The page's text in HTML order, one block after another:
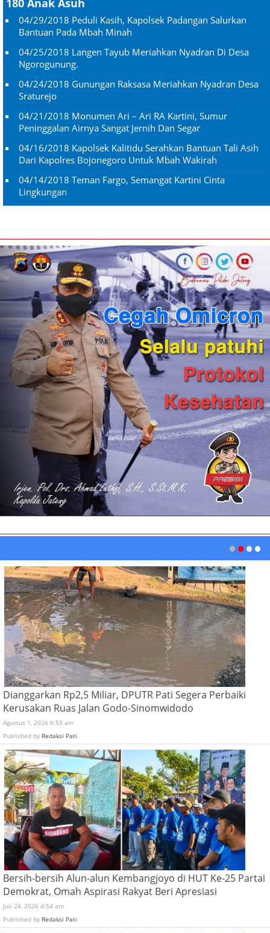
180 Anak Asuh
04/29/2018 Peduli Kasih, Kapolsek Padangan Salurkan
Bantuan Pada Mbah Minah
04/25/2018 Langen Tayub Meriahkan Nyadran Di Desa
Ngorogunung.
04/24/2018 Gunungan Raksasa Meriahkan Nyadran Desa
Sraturejo
04/21/2018 Monumen Ari – Ari RA Kartini, Sumur
Peninggalan Airnya Sangat Jernih Dan Segar
04/16/2018 Kapolsek Kalitidu Serahkan Bantuan Tali Asih
Dari Kapolres Bojonegoro Untuk Mbah Wakirah
04/14/2018 Teman Fargo, Semangat Kartini Cinta
Lingkungan
Dianggarkan Rp2,5 Miliar, DPUTR Pati Segera Perbaiki
Kerusakan Ruas Jalan Godo-Sinomwidodo
Agustus 1, 2026 6:53 am
Published by Redaksi Pati
Bersih-bersih Alun-alun Kembangjoyo di HUT Ke-25 Partai
Demokrat, Omah Aspirasi Rakyat Beri Apresiasi
Juli 24, 2026 4:54 am
Published by Redaksi Pati